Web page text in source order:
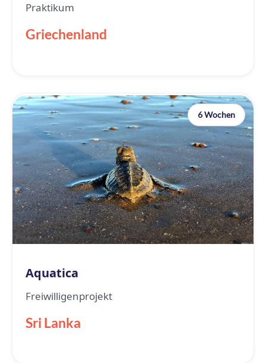
Praktikum
Griechenland
6 Wochen
Aquatica
Freiwilligenprojekt
Sri Lanka